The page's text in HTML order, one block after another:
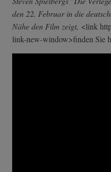
den 22. Februar in die
Nähe den Film zeigt, <link
link-n­ew-window>finde­n Sie